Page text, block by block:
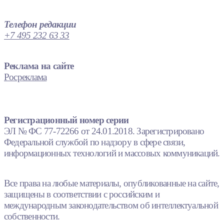
Телефон редакции
+7 495 232 63 33
Реклама на сайте
Росреклама
Регистрационный номер серии
ЭЛ № ФС 77-72266 от 24.01.2018. Зарегистрировано
Федеральной службой по надзору в сфере связи,
информационных технологий и массовых коммуникаций.
Все права на любые материалы, опубликованные на сайте,
защищены в соответствии с российским и
международным законодательством об интеллектуальной
собственности.